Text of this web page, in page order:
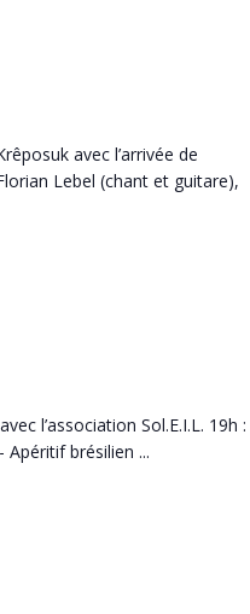
avec l’arrivée de
Lebel (chant et guitare),
l’association Sol.E.I.L. 19h :
Apéritif brésilien ...